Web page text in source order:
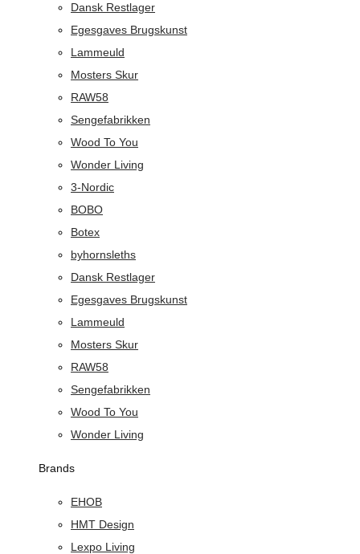
Dansk Restlager
Egesgaves Brugskunst
Lammeuld
Mosters Skur
RAW58
Sengefabrikken
Wood To You
Wonder Living
3-Nordic
BOBO
Botex
byhornsleths
Dansk Restlager
Egesgaves Brugskunst
Lammeuld
Mosters Skur
RAW58
Sengefabrikken
Wood To You
Wonder Living
Brands
EHOB
HMT Design
Lexpo Living